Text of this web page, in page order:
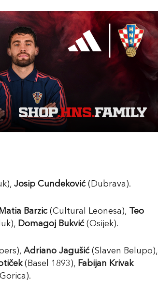
Josip Cundeković(Dubrava).
Matia Barzic(Cultural Leonesa),
Teo
Domagoj Bukvić(Osijek).
Adriano Jagušić(Slaven Belupo),
(Basel 1893), Fabijan Krivak